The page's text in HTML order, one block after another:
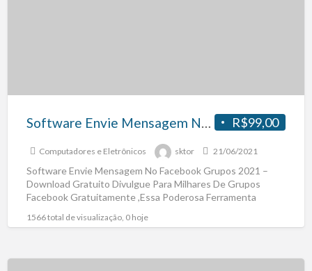
R$99,00
Software Envie Mensagem No Facebook Grupos 2021 – Download Gratuito
Computadores e Eletrônicos sktor 21/06/2021
Software Envie Mensagem No Facebook Grupos 2021 –
Download Gratuito Divulgue Para Milhares De Grupos
Facebook Gratuitamente ,Essa Poderosa Ferramenta
1566 total de visualização, 0 hoje